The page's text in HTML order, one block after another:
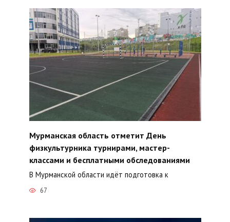
Мурманская область отметит День
физкультурника турнирами, мастер-
классами и бесплатными обследованиями
В Мурманской области идёт подготовка к
67